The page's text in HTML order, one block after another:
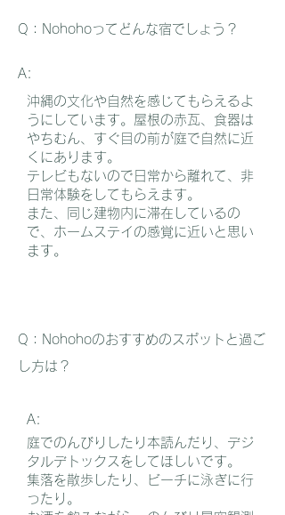
​Q：​Nohohoってどんな宿でしょう？
A:
沖縄の文化や自然を感じてもらえるよ
うにしています。屋根の赤瓦、食器は
やちむん、すぐ目の前が庭で自然に近
くにあります。
テレビもないので日常から離れて、非
日常体験をしてもらえます。
また、同じ建物内に滞在しているの
で、 ホームステイの感覚に近いと思い
ます​。
​Q：​Nohohoのおすすめのスポットと過ご
し方は？
A:
庭でのんびりしたり本読んだり、デジ
タルデトックスをしてほしいです。
集落を散歩したり、ビーチに泳ぎに行
ったり。